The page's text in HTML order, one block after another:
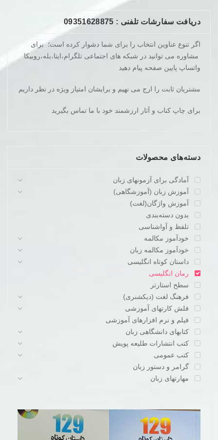
دریافت سفارشات تلفنی : 09351628875
اگر تنوع عناوین انتخاب را برای شما دشوار کرده است؛ برای
مشاوره می توانید در شبکه های اجتماعی تلگرام،ایتا،بله،روبیکا
واتساپ پایین صفحه پیام دهید
مشتریان ثابت را ارج می نهیم و برایشان امتیاز ویژه در نظر داریم
برای چاپ کناب و آثار ارزشمند خود با ما تماس بگیرید
دسته‌های محصولات
آمادگی برای آزمونهای زبان
آموزش زبان (آموزشگاهی)
آموزش واژگان(لغت)
بدون دسته‌بندی
تلفظ و آواشناسی
خودآموز مکالمه
خودآموز مکالمه زبان
داستان کوتاه انگلیسی
رمان انگلیسی
سطح استارتر
فرهنگ لغت (دیکشنری)
فلش کارتهای آموزشی
فیلم و نرم افزارهای آموزشی
کتابهای دانشگاهی زبان
کتب انتشارات طلیعه پویش
کتب عمومی
گرامر و دستور زبان
مهارتهای زبان